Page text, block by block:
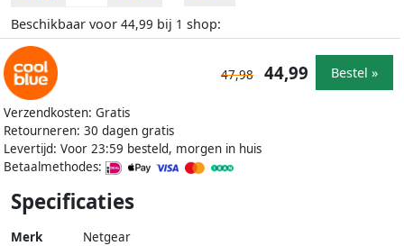
Beschikbaar voor 44,99 bij 1 shop:
Verzendkosten: Gratis
Retourneren: 30 dagen gratis
Levertijd: Voor 23:59 besteld, morgen in huis
Betaalmethodes:
47,98 44,99 Bestel »
Specificaties
Merk Netgear